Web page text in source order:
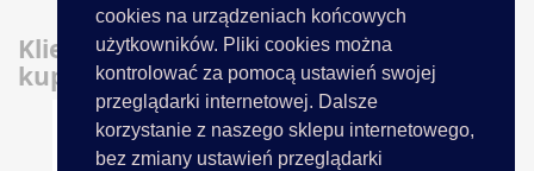
cookies na urządzeniach końcowych
użytkowników. Pliki cookies można
kontrolować za pomocą ustawień swojej
przeglądarki internetowej. Dalsze
korzystanie z naszego sklepu internetowego,
bez zmiany ustawień przeglądarki
Klienci którzy zakupili ten produkt
kupili również: